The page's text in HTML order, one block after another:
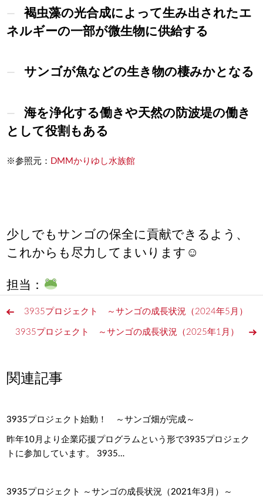
褐虫藻の光合成によって生み出されたエ
ネルギーの一部が微生物に供給する
サンゴが魚などの生き物の棲みかとなる
海を浄化する働きや天然の防波堤の働き
として役割もある
※参照元： DMMかりゆし水族館
少しでもサンゴの保全に貢献できるよう、
これからも尽力してまいります☺
担当：
3935プロジェクト ～サンゴの成長状況（2024年5月）
3935プロジェクト ～サンゴの成長状況（2025年1月）
関連記事
3935プロジェクト始動！ ～サンゴ畑が完成～
昨年10月より企業応援プログラムという形で3935プロジェク
トに参加しています。 3935…
3935プロジェクト ～サンゴの成長状況（2021年3月）～